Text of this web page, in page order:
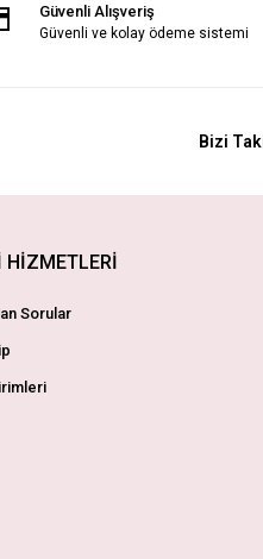
Güvenli Alışveriş
Güvenli ve kolay ödeme sistemi
Bizi
HİZMETLERİ
Sorular